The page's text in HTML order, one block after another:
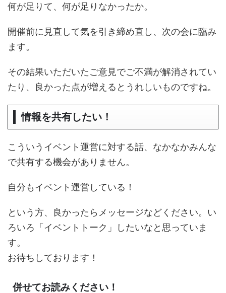
何が足りて、何が足りなかったか。
開催前に見直して気を引き締め直し、次の会に臨み
ます。
その結果いただいたご意見でご不満が解消されてい
たり、良かった点が増えるとうれしいものですね。
情報を共有したい！
こういうイベント運営に対する話、なかなかみんな
で共有する機会がありません。
自分もイベント運営している！
という方、良かったらメッセージなどください。い
ろいろ「イベントトーク」したいなと思っていま
す。
お待ちしております！
併せてお読みください！